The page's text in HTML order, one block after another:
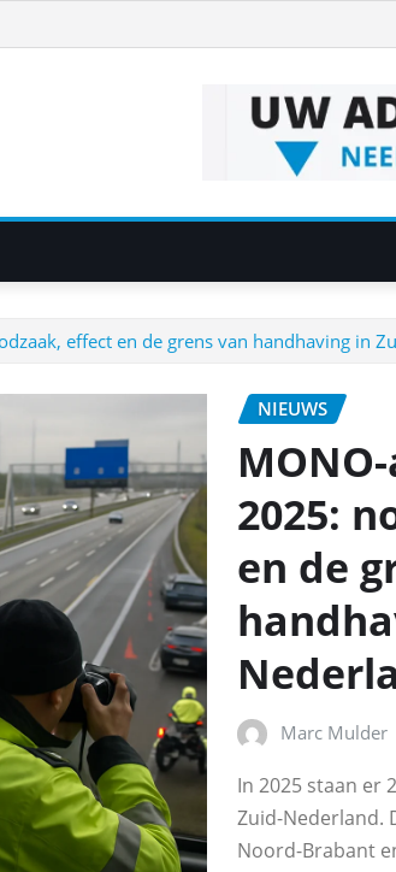
effect en de grens van handhaving in
NIEUWS
2025:
en de
Marc Mulder
In 2025 staan er
Zuid-Nederland.
Noord-Brabant